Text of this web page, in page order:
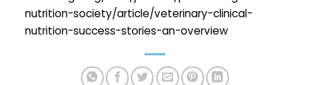
nutrition-society/article/veterinary-clinical-
nutrition-success-stories-an-overview